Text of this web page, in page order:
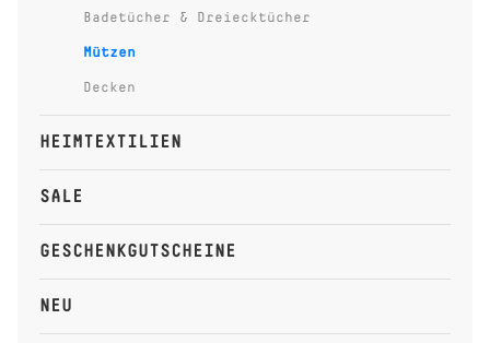
Badetücher & Dreiecktücher
Mützen
Decken
HEIMTEXTILIEN
SALE
GESCHENKGUTSCHEINE
NEU